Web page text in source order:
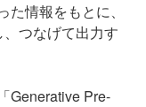
情報をもとに、
つなげて出力す
Generative Pre-